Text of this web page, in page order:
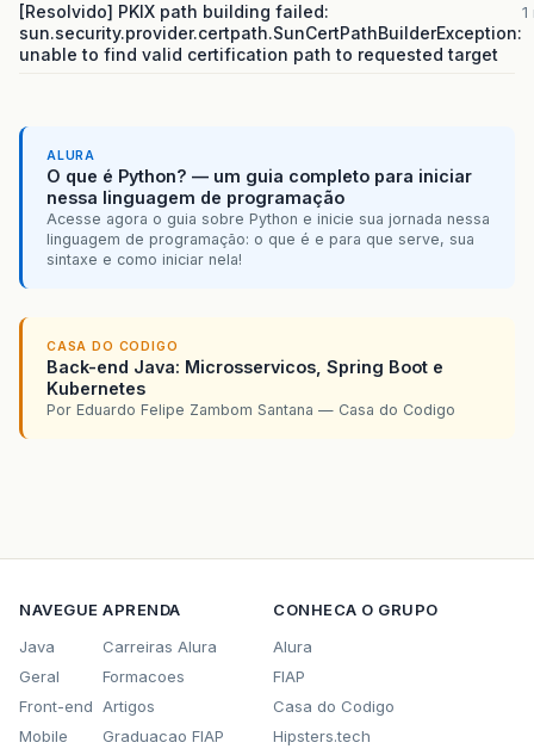
[Resolvido] PKIX path building failed:
sun.security.provider.certpath.SunCertPathBuilderException:
unable to find valid certification path to requested target
ALURA
O que é Python? — um guia completo para iniciar
nessa linguagem de programação
Acesse agora o guia sobre Python e inicie sua jornada nessa
linguagem de programação: o que é e para que serve, sua
sintaxe e como iniciar nela!
CASA DO CODIGO
Back-end Java: Microsservicos, Spring Boot e
Kubernetes
Por Eduardo Felipe Zambom Santana — Casa do Codigo
NAVEGUE
Java
Geral
Front-end
Mobile
APRENDA
Carreiras Alura
Formacoes
Artigos
Graduacao FIAP
CONHECA O GRUPO
Alura
FIAP
Casa do Codigo
Hipsters.tech